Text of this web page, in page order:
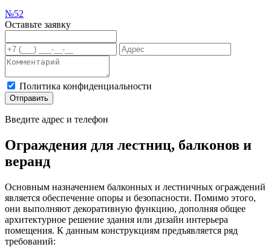
№52
Оставьте заявку
Политика конфиденциальности
Отправить
Введите адрес и телефон
Ограждения для лестниц, балконов и
веранд
Основным назначением балконных и лестничных ограждений
является обеспечение опоры и безопасности. Помимо этого,
они выполняют декоративную функцию, дополняя общее
архитектурное решение здания или дизайн интерьера
помещения. К данным конструкциям предъявляется ряд
требований: